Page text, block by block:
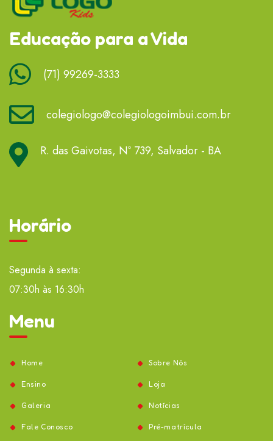
Educação para a Vida
(71) 99269-3333
colegiologo@colegiologoimbui.com.br
R. das Gaivotas, Nº 739, Salvador - BA
Horário
Segunda à sexta:
07:30h às 16:30h
Menu
Home Sobre Nós
Ensino Loja
Galeria Notícias
Fale Conosco Pré-matrícula